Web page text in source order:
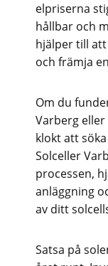
elpriserna
hållbar och
hjälper till
och främja
Om du
Varberg
klokt att
Solceller
processen,
anläggning
av ditt
Satsa på